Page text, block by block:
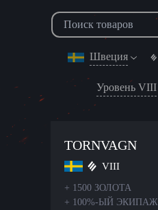
Швеция
Уровень VIII
TORNVAGN
VIII
+ 1500 ЗОЛОТА
+ 100%-ЫЙ ЭКИПАЖ